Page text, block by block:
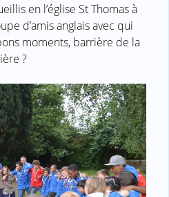
en l’église St Thomas à
d’amis anglais avec qui
moments, barrière de la
?